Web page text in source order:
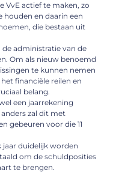
VvE actief te maken, zo
houden en daarin een
die bestaan uit
administratie van de
Om als nieuw benoemd
te kunnen nemen
financiële reilen en
belang.
een jaarrekening
zal dit met
gebeuren voor die 11
duidelijk worden
om de schuldposities
te brengen.